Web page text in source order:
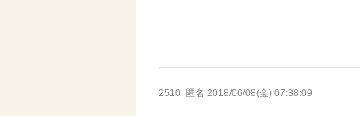
2510. 匿名 2018/06/08(金) 07:38:09